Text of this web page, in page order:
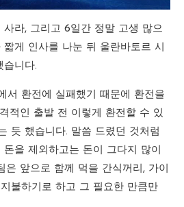
사라, 그리고 6일간 정말 고생 많으
게 인사를 나눈 뒤 울란바토르 시
습니다.
서 환전에 실패했기 때문에 환전을
적인 출발 전 이렇게 환전할 수 있
듯 했습니다. 말씀 드렸던 것처럼
을 제외하고는 돈이 그다지 많이
은 앞으로 함께 먹을 간식꺼리, 가이
불하기로 하고 그 필요한 만큼만